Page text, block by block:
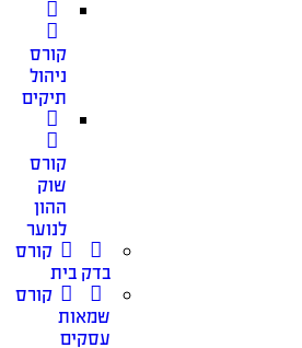
קורס
ניהול
תיקים
קורס
שוק
ההון
לנוער
קורס
בדק בית
קורס
שמאות
עסקים